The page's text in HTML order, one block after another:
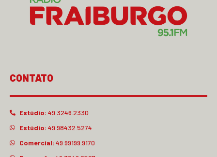
CONTATO
Estúdio: 49 3246.2330
Estúdio: 49 98432.5274
Comercial: 49 99199.9170